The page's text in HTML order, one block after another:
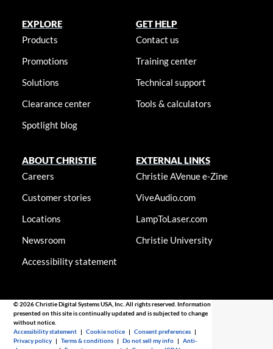
EXPLORE
Products
Promotions
Solutions
Clearance center
Spotlight blog
GET HELP
Contact us
Training center
Technical support
Tools & calculators
ABOUT CHRISTIE
Careers
Customer stories
Locations
Newsroom
Accessibility statement
EXTERNAL LINKS
Christie AVenue e-Zine
ViveAudio.com
LampToLaser.com
Christie University
© 2026 Christie Digital Systems USA, Inc. All rights reserved. Information
presented on this site is continually updated and is subjected to change
without notice.
Accessibility statement |Cookie notice |Consent preferences |
Privacy policy |Terms & conditions |Do not sell my info |Anti-